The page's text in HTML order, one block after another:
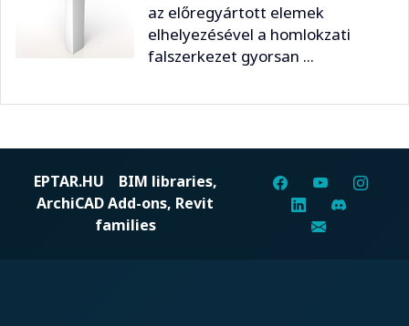
az előregyártott elemek
elhelyezésével a homlokzati
falszerkezet gyorsan ...
EPTAR.HU BIM libraries,
ArchiCAD Add-ons, Revit
families